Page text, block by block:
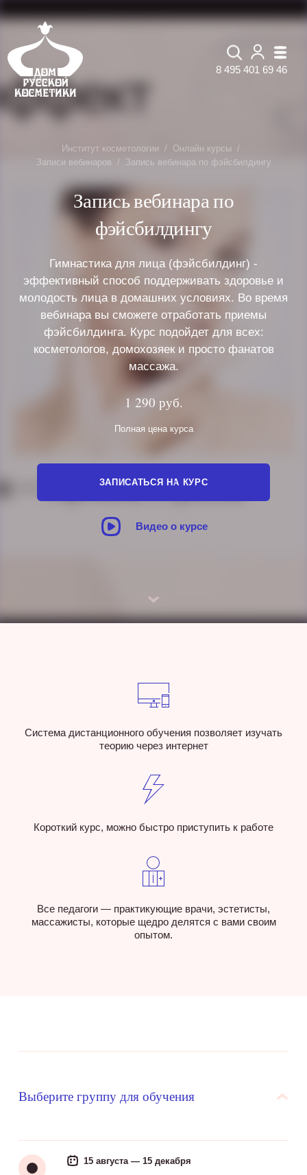
8 495 401 69 46
Институт косметологии
Онлайн курсы
Записи вебинаров
Запись вебинара по фэйсбилдингу
Запись вебинара по
фэйсбилдингу
Гимнастика для лица (фэйсбилдинг) -
эффективный способ поддерживать здоровье и
молодость лица в домашних условиях. Во время
вебинара вы сможете отработать приемы
фэйсбилдинга. Курс подойдет для всех:
косметологов, домохозяек и просто фанатов
массажа.
1 290 руб.
Полная цена курса
ЗАПИСАТЬСЯ НА КУРС
Видео о курсе
Система дистанционного обучения позволяет изучать
теорию через интернет
Короткий курс, можно быстро приступить к работе
Все педагоги — практикующие врачи, эстетисты,
массажисты, которые щедро делятся с вами своим
опытом.
Выберите группу для обучения
15 августа — 15 декабря